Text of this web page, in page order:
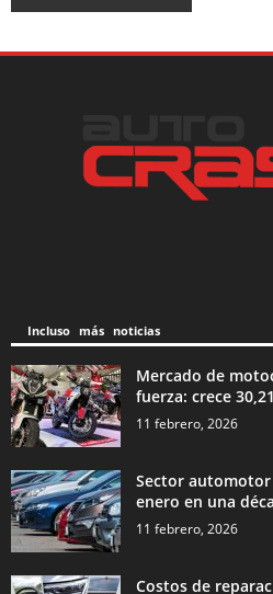
Incluso más noticias
Mercado de
fuerza: crece
11 febrero, 2026
Sector
enero en una
11 febrero, 2026
Costos de